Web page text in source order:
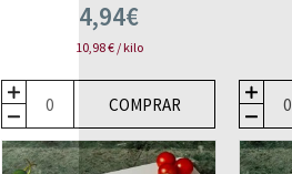
4,94€
10,98 € / kilo
COMPRAR